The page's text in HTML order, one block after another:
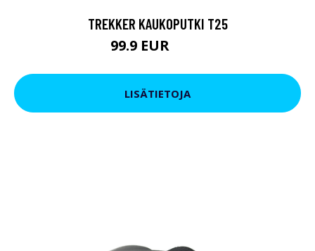
TREKKER KAUKOPUTKI T25
99.9 EUR
LISÄTIETOJA